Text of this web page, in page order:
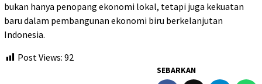
bukan hanya penopang ekonomi lokal, tetapi juga kekuatan
baru dalam pembangunan ekonomi biru berkelanjutan
Indonesia.
Post Views: 92
SEBARKAN